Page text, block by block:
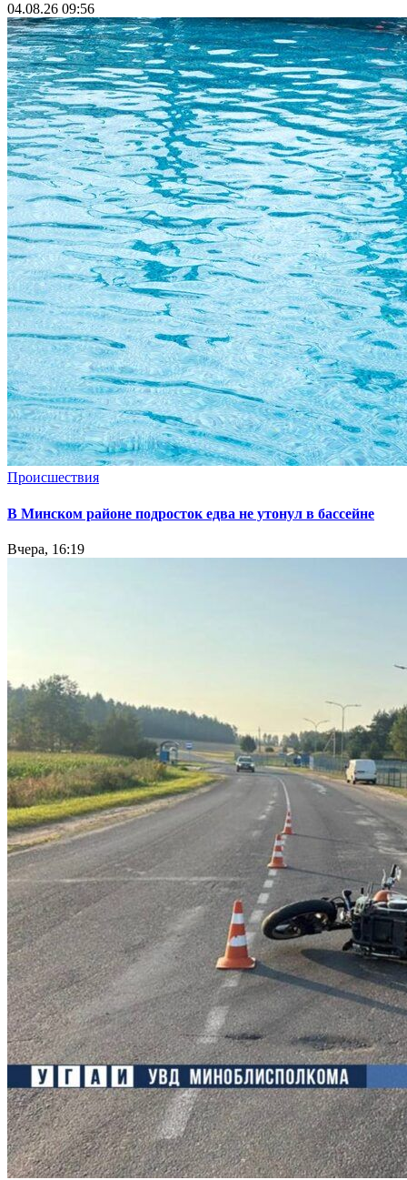
04.08.26 09:56
Происшествия
В Минском районе подросток едва не утонул в бассейне
Вчера, 16:19